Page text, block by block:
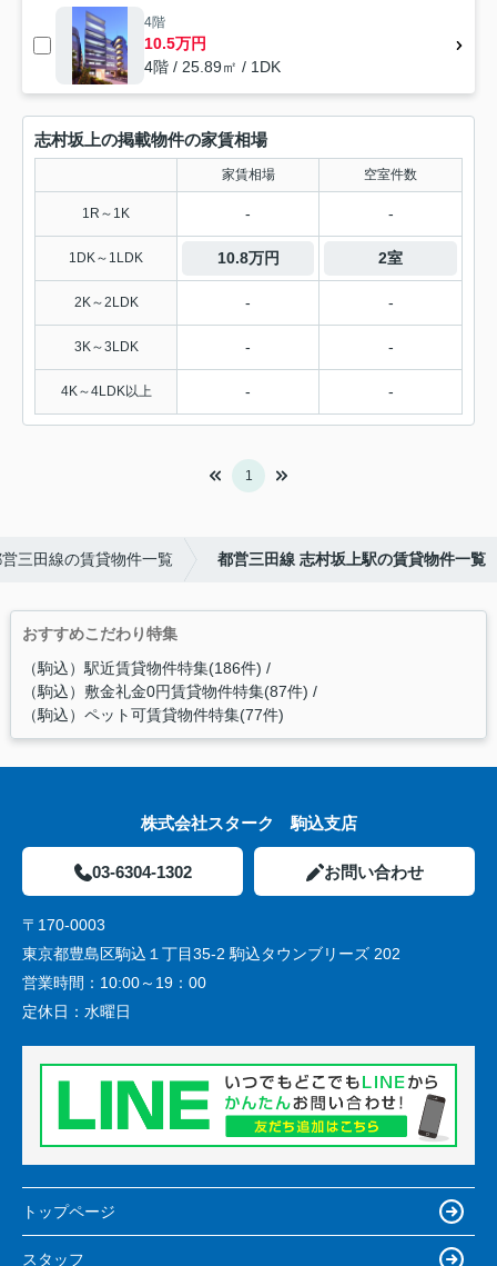
4階
10.5万円
4階 / 25.89㎡ / 1DK
志村坂上の掲載物件の家賃相場
家賃相場 空室件数
1R～1K - -
1DK～1LDK 10.8万円 2室
2K～2LDK - -
3K～3LDK - -
4K～4LDK以上 - -
1
三田線の賃貸物件一覧 都営三田線 志村坂上駅の賃貸物件一覧
おすすめこだわり特集
（駒込）駅近賃貸物件特集(186件)
（駒込）敷金礼金0円賃貸物件特集(87件)
（駒込）ペット可賃貸物件特集(77件)
株式会社スターク 駒込支店
03-6304-1302 お問い合わせ
〒170-0003
東京都豊島区駒込１丁目35-2 駒込タウンブリーズ 202
営業時間： 10:00～19：00
定休日： 水曜日
トップページ
スタッフ